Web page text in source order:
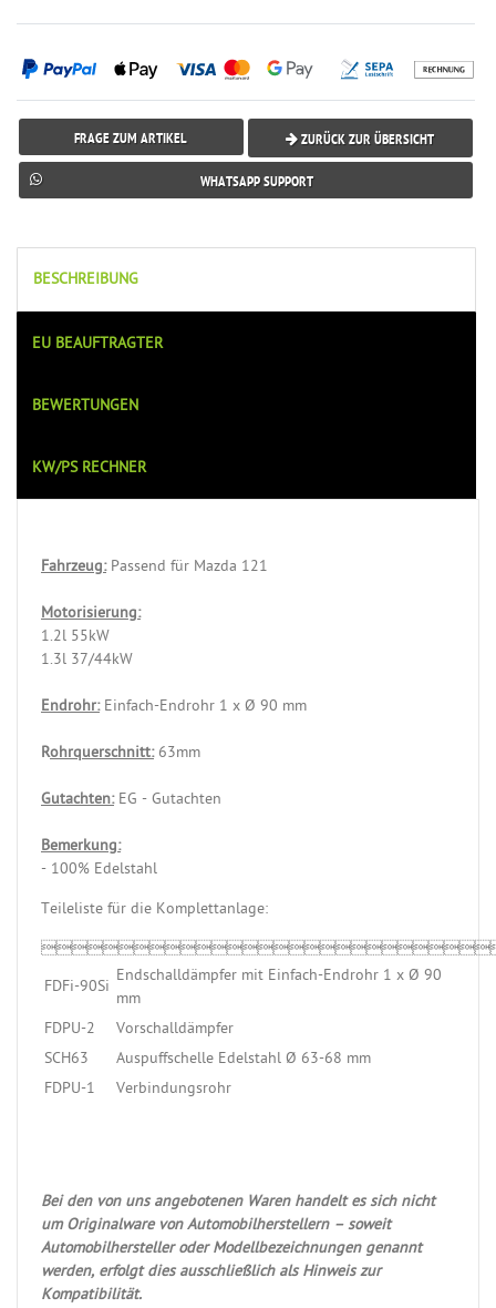
FRAGE ZUM ARTIKEL ZURÜCK ZUR ÜBERSICHT
WHATSAPP SUPPORT
BESCHREIBUNG
EU BEAUFTRAGTER
BEWERTUNGEN
KW/PS RECHNER
Fahrzeug:Passend für Mazda 121
Motorisierung:
1.2l 55kW
1.3l 37/44kW
Endrohr:Einfach-Endrohr 1 x Ø 90 mm
Rohrquerschnitt:63mm
Gutachten:EG - Gutachten
Bemerkung:
- 100% Edelstahl
Teileliste für die Komplettanlage:
FDFi-90Si
Endschalldämpfer mit Einfach-Endrohr 1 x Ø 90
mm
FDPU-2
Vorschalldämpfer
SCH63
Auspuffschelle Edelstahl Ø 63-68 mm
FDPU-1
Verbindungsrohr
Bei den von uns angebotenen Waren handelt es sich nicht
um Originalware von Automobilherstellern – soweit
Automobilhersteller oder Modellbezeichnungen genannt
werden, erfolgt dies ausschließlich als Hinweis zur
Kompatibilität.